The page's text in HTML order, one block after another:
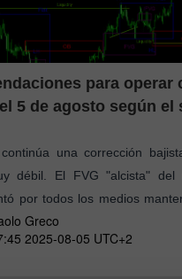
para operar
5 de agosto según el
una corrección
débil. El FVG "alcista" del
por todos los medios
Greco
2025-08-05 UTC+2